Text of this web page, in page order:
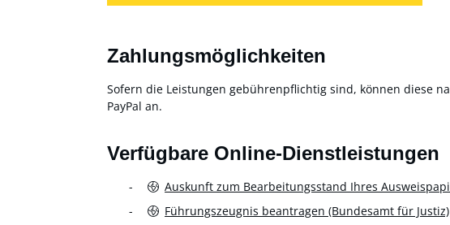
Zahlungsmöglichkeiten
Sofern die Leistungen gebührenpflichtig sind, können diese
PayPal an.
Verfügbare Online-Dienstleistungen
Auskunft zum Bearbeitungsstand Ihres
Führungszeugnis beantragen (Bundesamt für Justiz)